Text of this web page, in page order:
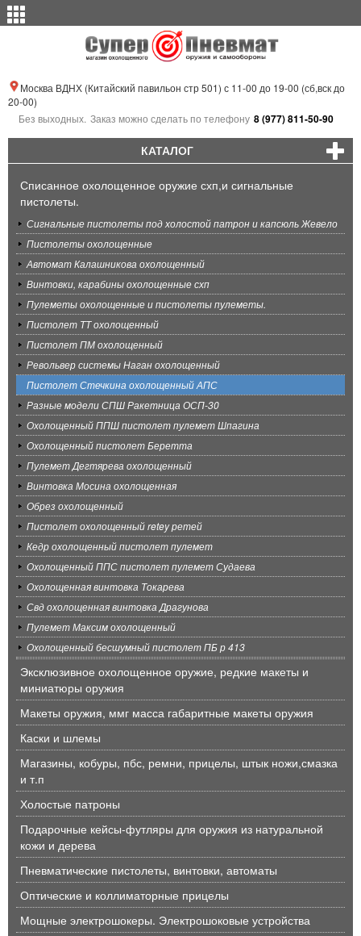
Москва ВДНХ (Китайский павильон стр 501) с 11-00 до 19-00 (сб,вск до
20-00)
Без выходных. Заказ можно сделать по телефону 8 (977) 811-50-90
КАТАЛОГ
Списанное охолощенное оружие схп,и сигнальные
пистолеты.
Сигнальные пистолеты под холостой патрон и капсюль Жевело
Пистолеты охолощенные
Автомат Калашникова охолощенный
Винтовки, карабины охолощенные схп
Пулеметы охолощенные и пистолеты пулеметы.
Пистолет ТТ охолощенный
Пистолет ПМ охолощенный
Револьвер системы Наган охолощенный
Пистолет Стечкина охолощенный АПС
Разные модели СПШ Ракетница ОСП-30
Охолощенный ППШ пистолет пулемет Шпагина
Охолощенный пистолет Беретта
Пулемет Дегтярева охолощенный
Винтовка Мосина охолощенная
Обрез охолощенный
Пистолет охолощенный retey ретей
Кедр охолощенный пистолет пулемет
Охолощенный ППС пистолет пулемет Судаева
Охолощенная винтовка Токарева
Свд охолощенная винтовка Драгунова
Пулемет Максим охолощенный
Охолощенный бесшумный пистолет ПБ р 413
Эксклюзивное охолощенное оружие, редкие макеты и
миниатюры оружия
Макеты оружия, ммг масса габаритные макеты оружия
Каски и шлемы
Магазины, кобуры, пбс, ремни, прицелы, штык ножи,смазка
и т.п
Холостые патроны
Подарочные кейсы-футляры для оружия из натуральной
кожи и дерева
Пневматические пистолеты, винтовки, автоматы
Оптические и коллиматорные прицелы
Мощные электрошокеры. Электрошоковые устройства